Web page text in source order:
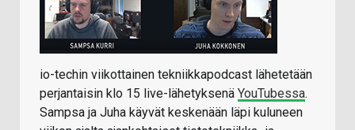
io-techin viikottainen tekniikkapodcast lähetetään
perjantaisin klo 15 live-lähetyksenä YouTubessa.
Sampsa ja Juha käyvät keskenään läpi kuluneen